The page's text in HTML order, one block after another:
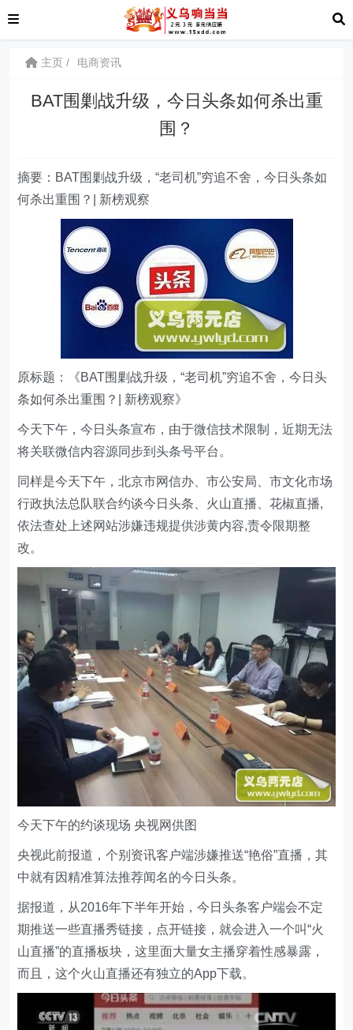
主页 电商资讯
BAT围剿战升级，今日头条如何杀出重
围？
摘要：BAT围剿战升级，“老司机”穷追不舍，今日头条如
何杀出重围？| 新榜观察
原标题：《BAT围剿战升级，“老司机”穷追不舍，今日头
条如何杀出重围？| 新榜观察》
今天下午，今日头条宣布，由于微信技术限制，近期无法
将关联微信内容源同步到头条号平台。
同样是今天下午，北京市网信办、市公安局、市文化市场
行政执法总队联合约谈今日头条、火山直播、花椒直播,
依法查处上述网站涉嫌违规提供涉黄内容,责令限期整
改。
今天下午的约谈现场 央视网供图
央视此前报道，个别资讯客户端涉嫌推送“艳俗”直播，其
中就有因精准算法推荐闻名的今日头条。
据报道，从2016年下半年开始，今日头条客户端会不定
期推送一些直播秀链接，点开链接，就会进入一个叫“火
山直播”的直播板块，这里面大量女主播穿着性感暴露，
而且，这个火山直播还有独立的App下载。